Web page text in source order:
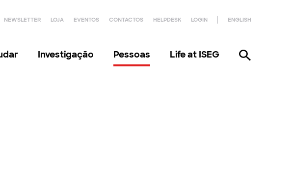
NEWSLETTER LOJA EVENTOS CONTACTOS HELPDESK LOGIN ENGLISH
Investigação Pessoas Life at ISEG